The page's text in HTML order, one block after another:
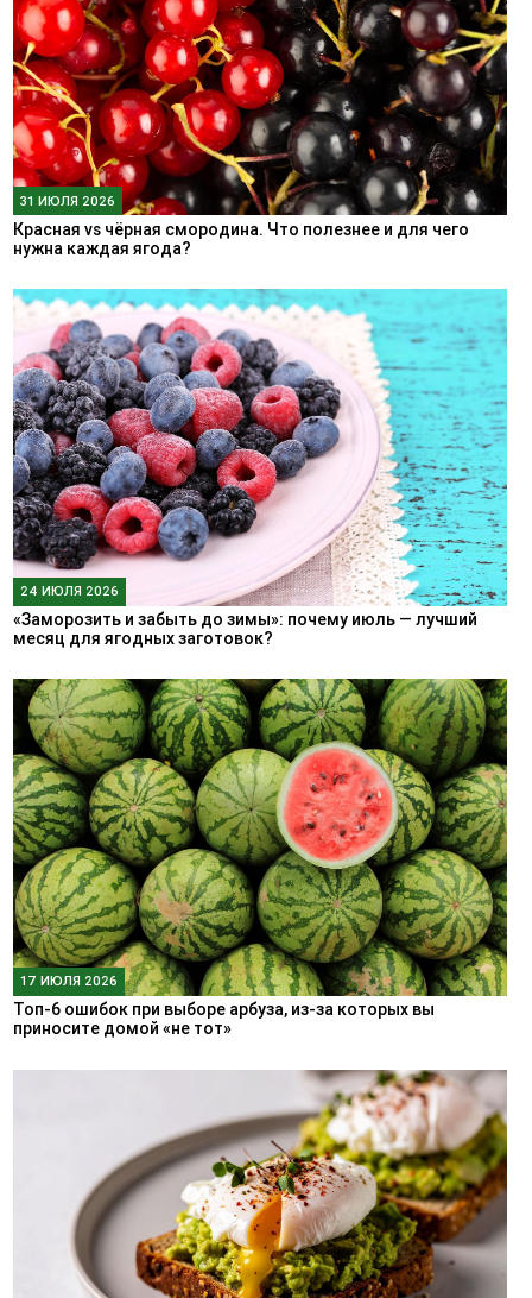
31 ИЮЛЯ 2026
Красная vs чёрная смородина. Что полезнее и для чего
нужна каждая ягода?
24 ИЮЛЯ 2026
«Заморозить и забыть до зимы»: почему июль — лучший
месяц для ягодных заготовок?
17 ИЮЛЯ 2026
Топ-6 ошибок при выборе арбуза, из-за которых вы
приносите домой «не тот»